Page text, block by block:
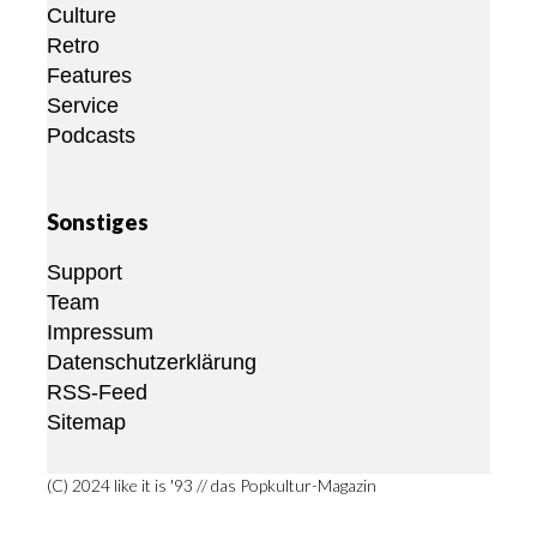
Culture
Retro
Features
Service
Podcasts
Sonstiges
Support
Team
Impressum
Datenschutzerklärung
RSS-Feed
Sitemap
(C) 2024 like it is '93 // das Popkultur-Magazin